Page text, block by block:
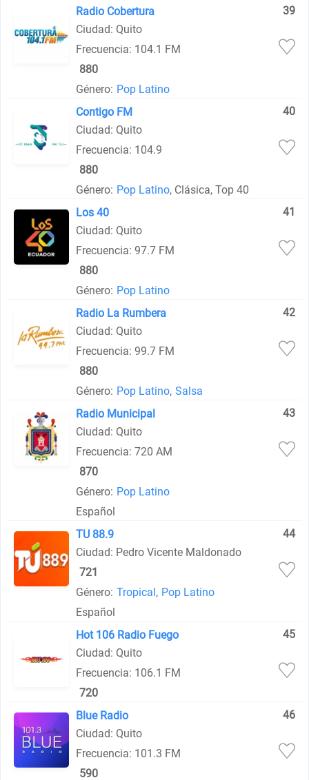
Radio Cobertura
39
Ciudad: Quito
Frecuencia: 104.1 FM
880
Género: Pop Latino
Contigo FM
40
Ciudad: Quito
Frecuencia: 104.9
880
Género: Pop Latino, Clásica, Top 40
Los 40
41
Ciudad: Quito
Frecuencia: 97.7 FM
880
Género: Pop Latino
Radio La Rumbera
42
Ciudad: Quito
Frecuencia: 99.7 FM
880
Género: Pop Latino, Salsa
Radio Municipal
43
Ciudad: Quito
Frecuencia: 720 AM
870
Género: Pop Latino
Español
TU 88.9
44
Ciudad: Pedro Vicente Maldonado
721
Género: Tropical, Pop Latino
Español
Hot 106 Radio Fuego
45
Ciudad: Quito
Frecuencia: 106.1 FM
720
Blue Radio
46
Ciudad: Quito
Frecuencia: 101.3 FM
590